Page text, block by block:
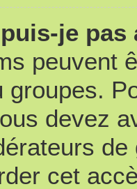
je
peuvent
groupes.
devez
cet